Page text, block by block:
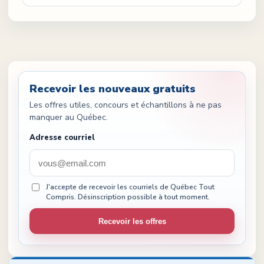
Recevoir les nouveaux gratuits
Les offres utiles, concours et échantillons à ne pas
manquer au Québec.
Adresse courriel
J'accepte de recevoir les courriels de Québec Tout
Compris. Désinscription possible à tout moment.
Recevoir les offres